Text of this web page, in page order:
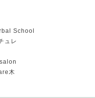
School
ュレ
木